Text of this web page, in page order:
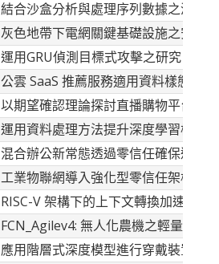
結合沙盒分析與處理序列數據之深度
灰色地帶下電網關鍵基礎設施之安全
運用GRU偵測目標式攻擊之研究
公雲 SaaS 推薦服務適用資料樣態研
以期望確認理論探討直播購物平台對
運用資料處理方法提升深度學習模型
混合辦公新常態透過零信任確保遠距
工業物聯網導入強化型零信任架構之
RISC-V 架構下的上下文轉換加速器
FCN_Agilev4: 無人化農機之輕量化圖
應用階層式深度模型進行穿戴裝置之